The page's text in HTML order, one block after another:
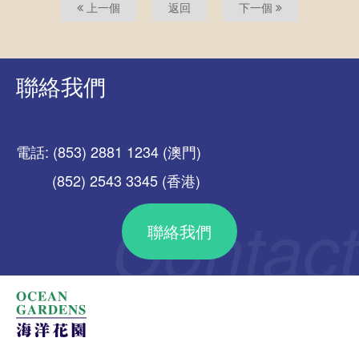
上一個 返回 下一個
聯絡我們
電話: (853) 2881 1234 (澳門)
(852) 2543 3345 (香港)
聯絡我們